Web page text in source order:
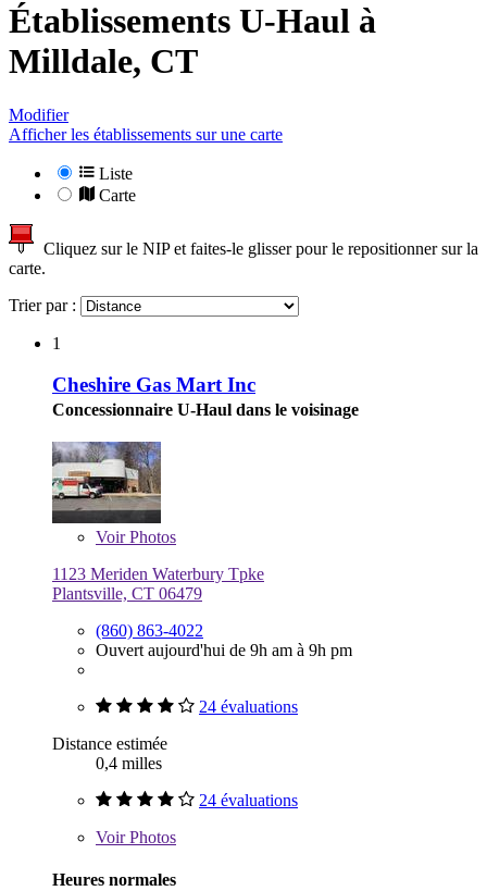
Établissements U-Haul à
Milldale, CT
Modifier
Afficher les établissements sur une carte
Liste
Carte
Cliquez sur le NIP et faites-le glisser pour le repositionner sur la
carte.
Trier par :
1
Cheshire Gas Mart Inc
Concessionnaire U-Haul dans le voisinage
VoirPhotos
1123 Meriden Waterbury Tpke
Plantsville, CT 06479
(860) 863-4022
Ouvert aujourd'hui de 9h am à 9h pm
24 évaluations
Distance estimée
0,4 milles
24 évaluations
VoirPhotos
Heures normales